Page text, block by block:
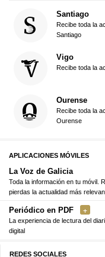
Santiago
Recibe toda la
Santiago
Vigo
Recibe toda la
Ourense
Recibe toda la
Ourense
APLICACIONES MÓVILES
La Voz de Galicia
Toda la información en tu móvil.
pierdas la actualidad más
Periódico en PDF
La experiencia de lectura del
digital
REDES SOCIALES